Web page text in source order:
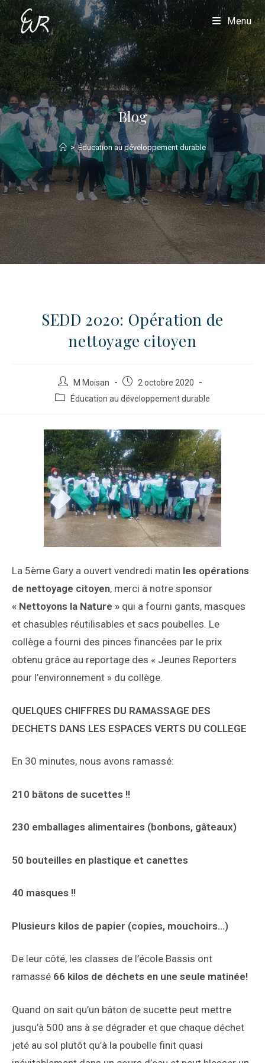
Menu
Blog
> Éducation au développement durable
SEDD 2020: Opération de
nettoyage citoyen
M Moisan
2 octobre 2020
Éducation au développement durable
La 5ème Gary a ouvert vendredi matin les opérations
de nettoyage citoyen, merci à notre sponsor
« Nettoyons la Nature » qui a fourni gants, masques
et chasubles réutilisables et sacs poubelles. Le
collège a fourni des pinces financées par le prix
obtenu grâce au reportage des « Jeunes Reporters
pour l’environnement » du collège.
QUELQUES CHIFFRES DU RAMASSAGE DES
DECHETS DANS LES ESPACES VERTS DU COLLEGE
En 30 minutes, nous avons ramassé:
210 bâtons de sucettes !!
230 emballages alimentaires (bonbons, gâteaux)
50 bouteilles en plastique et canettes
40 masques !!
Plusieurs kilos de papier (copies, mouchoirs…)
De leur côté, les classes de l’école Bassis ont
ramassé 66 kilos de déchets en une seule matinée!
Quand on sait qu’un bâton de sucette peut mettre
jusqu’à 500 ans à se dégrader et que chaque déchet
jeté au sol plutôt qu’à la poubelle finit quasi